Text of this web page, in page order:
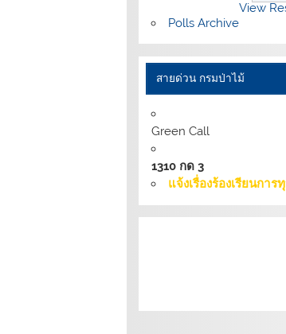
View
Polls Archive
สายด่วน กรมป่าไม้
Green Call
1310 กด 3
แจ้งเรื่องร้องเรียนการ